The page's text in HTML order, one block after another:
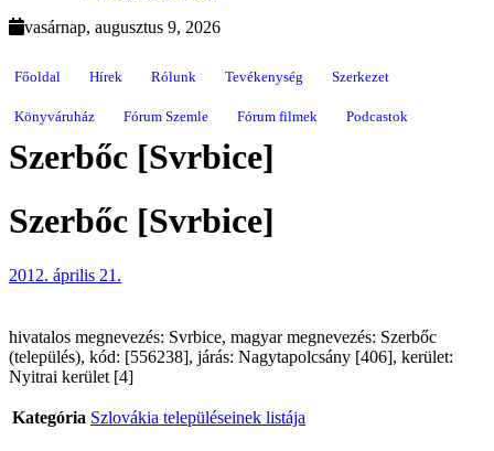
vasárnap, augusztus 9, 2026
Főoldal Hírek Rólunk Tevékenység Szerkezet
Könyváruház Fórum Szemle Fórum filmek Podcastok
Szerbőc [Svrbice]
Szerbőc [Svrbice]
2012. április 21.
hivatalos megnevezés: Svrbice, magyar megnevezés: Szerbőc
(település), kód: [556238], járás: Nagytapolcsány [406], kerület:
Nyitrai kerület [4]
Kategória Szlovákia településeinek listája